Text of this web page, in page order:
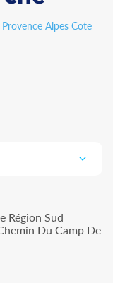
Alpes Cote
Région Sud
Du Camp De